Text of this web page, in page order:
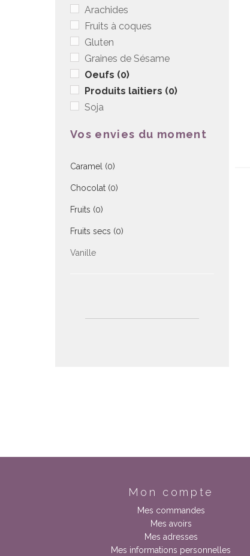
Arachides
Fruits à coques
Gluten
Graines de Sésame
Oeufs (0)
Produits laitiers (0)
Soja
Vos envies du moment
Caramel (0)
Chocolat (0)
Fruits (0)
Fruits secs (0)
Vanille
Mon compte
Mes commandes
Mes avoirs
Mes adresses
Mes informations personnelles